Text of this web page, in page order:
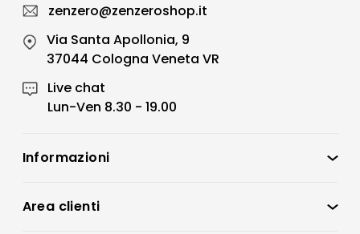
zenzero@zenzeroshop.it
Via Santa Apollonia, 9
37044 Cologna Veneta VR
Live chat
Lun-Ven 8.30 - 19.00
Informazioni
Condizioni di vendita
Area clienti